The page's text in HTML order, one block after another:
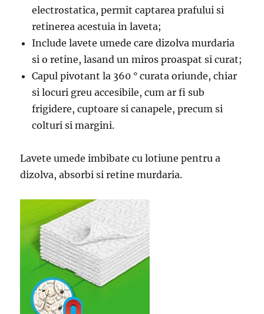
electrostatica, permit captarea prafului si
retinerea acestuia in laveta;
Include lavete umede care dizolva murdaria
si o retine, lasand un miros proaspat si curat;
Capul pivotant la 360 ° curata oriunde, chiar
si locuri greu accesibile, cum ar fi sub
frigidere, cuptoare si canapele, precum si
colturi si margini.
Lavete umede imbibate cu lotiune pentru a
dizolva, absorbi si retine murdaria.